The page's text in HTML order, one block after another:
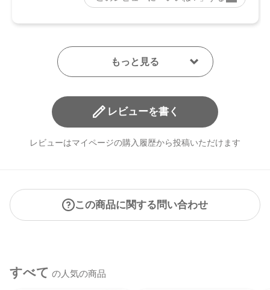
レビューを書く
レビューはマイページの購入履歴から投稿いただけます
この商品に関する問い合わせ
すべて の人気の商品